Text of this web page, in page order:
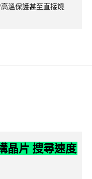
溫保護甚至直接燒
晶片 搜尋速度